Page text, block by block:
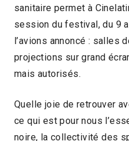
sanitaire permet à
session du festival, du 9
l’avions annoncé : salles
projections sur grand
mais autorisés.
Quelle joie de retrouver
ce qui est pour nous
noire, la collectivité des